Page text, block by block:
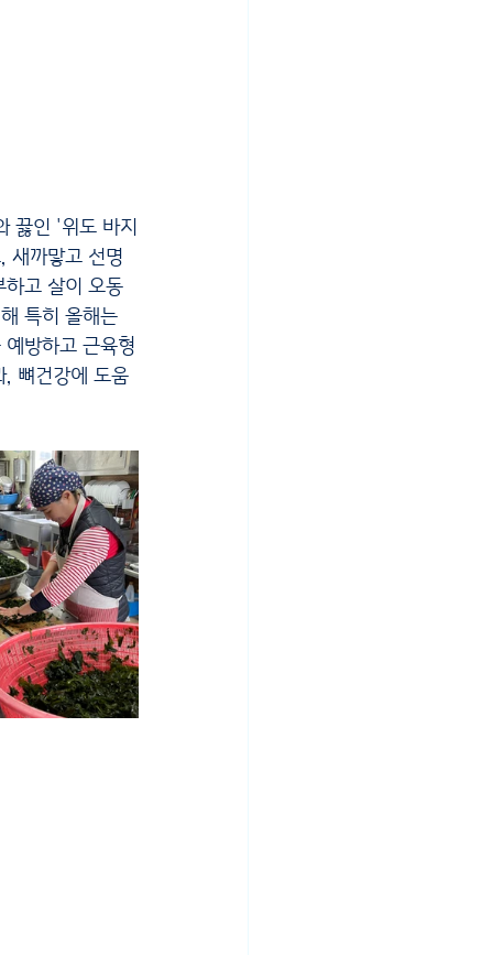
끓인 '위도 바지
새까맣고 선명
고 살이 오동
특히 올해는
예방하고 근육형
, 뼈건강에 도움